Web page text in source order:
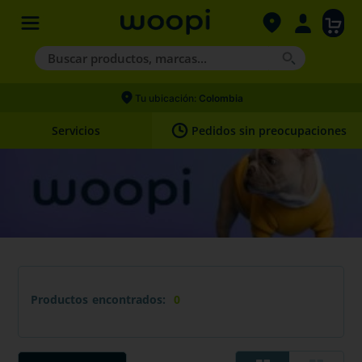
Buscar productos, marcas...
Términos más buscados
2.
hills
nexgard
4. royal canin
Tu ubicación: Colombia
Servicios Pedidos sin preocupaciones
0
Productos